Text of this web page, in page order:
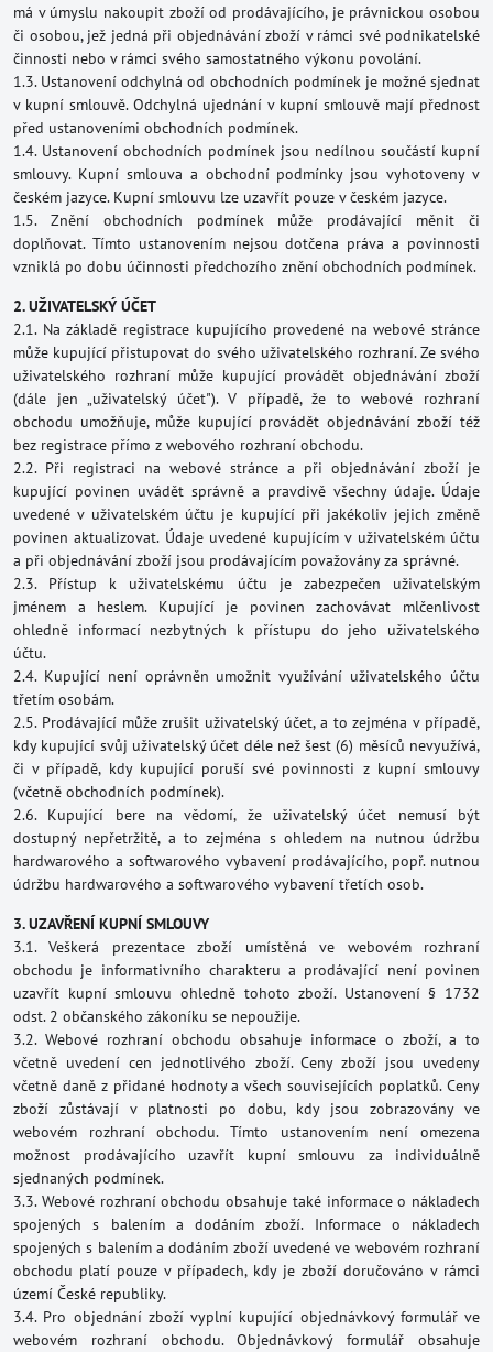
má v úmyslu nakoupit zboží od prodávajícího, je právnickou osobou
či osobou, jež jedná při objednávání zboží v rámci své podnikatelské
činnosti nebo v rámci svého samostatného výkonu povolání.
1.3. Ustanovení odchylná od obchodních podmínek je možné sjednat
v kupní smlouvě. Odchylná ujednání v kupní smlouvě mají přednost
před ustanoveními obchodních podmínek.
1.4. Ustanovení obchodních podmínek jsou nedílnou součástí kupní
smlouvy. Kupní smlouva a obchodní podmínky jsou vyhotoveny v
českém jazyce. Kupní smlouvu lze uzavřít pouze v českém jazyce.
1.5. Znění obchodních podmínek může prodávající měnit či
doplňovat. Tímto ustanovením nejsou dotčena práva a povinnosti
vzniklá po dobu účinnosti předchozího znění obchodních podmínek.
2. UŽIVATELSKÝ ÚČET
2.1. Na základě registrace kupujícího provedené na webové stránce
může kupující přistupovat do svého uživatelského rozhraní. Ze svého
uživatelského rozhraní může kupující provádět objednávání zboží
(dále jen „uživatelský účet"). V případě, že to webové rozhraní
obchodu umožňuje, může kupující provádět objednávání zboží též
bez registrace přímo z webového rozhraní obchodu.
2.2. Při registraci na webové stránce a při objednávání zboží je
kupující povinen uvádět správně a pravdivě všechny údaje. Údaje
uvedené v uživatelském účtu je kupující při jakékoliv jejich změně
povinen aktualizovat. Údaje uvedené kupujícím v uživatelském účtu
a při objednávání zboží jsou prodávajícím považovány za správné.
2.3. Přístup k uživatelskému účtu je zabezpečen uživatelským
jménem a heslem. Kupující je povinen zachovávat mlčenlivost
ohledně informací nezbytných k přístupu do jeho uživatelského
účtu.
2.4. Kupující není oprávněn umožnit využívání uživatelského účtu
třetím osobám.
2.5. Prodávající může zrušit uživatelský účet, a to zejména v případě,
kdy kupující svůj uživatelský účet déle než šest (6) měsíců nevyužívá,
či v případě, kdy kupující poruší své povinnosti z kupní smlouvy
(včetně obchodních podmínek).
2.6. Kupující bere na vědomí, že uživatelský účet nemusí být
dostupný nepřetržitě, a to zejména s ohledem na nutnou údržbu
hardwarového a softwarového vybavení prodávajícího, popř. nutnou
údržbu hardwarového a softwarového vybavení třetích osob.
3. UZAVŘENÍ KUPNÍ SMLOUVY
3.1. Veškerá prezentace zboží umístěná ve webovém rozhraní
obchodu je informativního charakteru a prodávající není povinen
uzavřít kupní smlouvu ohledně tohoto zboží. Ustanovení § 1732
odst. 2 občanského zákoníku se nepoužije.
3.2. Webové rozhraní obchodu obsahuje informace o zboží, a to
včetně uvedení cen jednotlivého zboží. Ceny zboží jsou uvedeny
včetně daně z přidané hodnoty a všech souvisejících poplatků. Ceny
zboží zůstávají v platnosti po dobu, kdy jsou zobrazovány ve
webovém rozhraní obchodu. Tímto ustanovením není omezena
možnost prodávajícího uzavřít kupní smlouvu za individuálně
sjednaných podmínek.
3.3. Webové rozhraní obchodu obsahuje také informace o nákladech
spojených s balením a dodáním zboží. Informace o nákladech
spojených s balením a dodáním zboží uvedené ve webovém rozhraní
obchodu platí pouze v případech, kdy je zboží doručováno v rámci
území České republiky.
3.4. Pro objednání zboží vyplní kupující objednávkový formulář ve
webovém rozhraní obchodu. Objednávkový formulář obsahuje